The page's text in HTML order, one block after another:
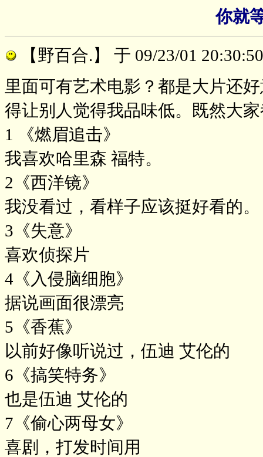
你就
【野百合.】 于 09/23/01
里面可有艺术电影？都是大片还
得让别人觉得我品味低。既然大
1 《燃眉追击》
我喜欢哈里森 福特。
2《西洋镜》
我没看过，看样子应该挺好看的。
3《失意》
喜欢侦探片
4《入侵脑细胞》
据说画面很漂亮
5《香蕉》
以前好像听说过，伍迪 艾伦的
6《搞笑特务》
也是伍迪 艾伦的
7《偷心两母女》
喜剧，打发时间用